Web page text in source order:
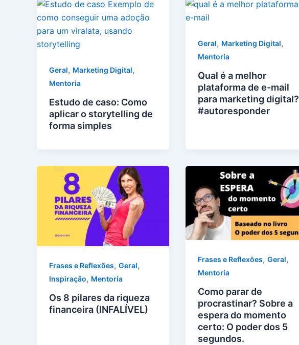
Geral, Marketing Digital,
Mentoria
Estudo de caso: Como
aplicar o storytelling de
forma simples
Geral, Marketing Digital,
Mentoria
Qual é a melhor
plataforma de e-mail
para marketing digital?
#autoresponder
Frases e Reflexões, Geral,
Inspiração, Mentoria
Os 8 pilares da riqueza
financeira (INFALÍVEL)
Frases e Reflexões, Geral,
Mentoria
Como parar de
procrastinar? Sobre a
espera do momento
certo: O poder dos 5
segundos.